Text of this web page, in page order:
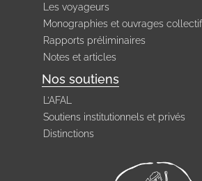
Les voyageurs
Monographies et ouvrages
Rapports préliminaires
Notes et articles
Nos soutiens
L’AFAL
Soutiens institutionnels et privés
Distinctions